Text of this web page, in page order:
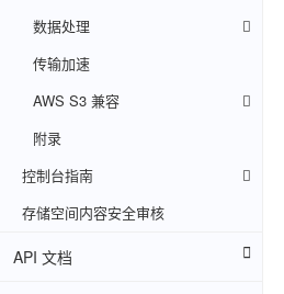
数据处理
传输加速
AWS S3 兼容
附录
控制台指南
存储空间内容安全审核
API 文档